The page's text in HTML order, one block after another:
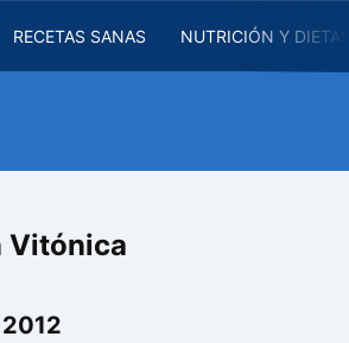
RECETAS SANAS NUTRICIÓN Y
Vitónica